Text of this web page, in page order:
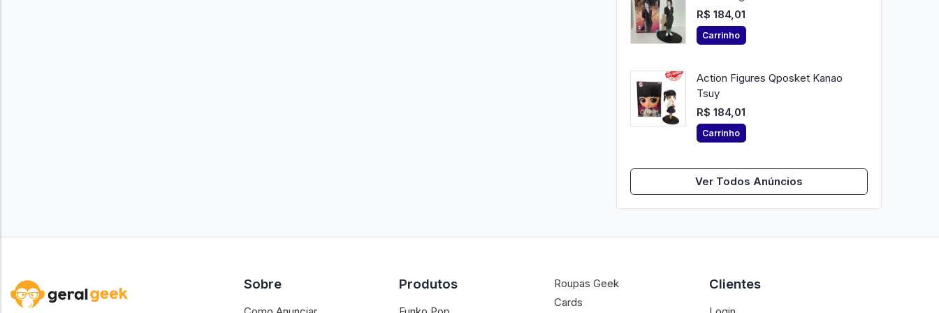
R$ 184,01
Carrinho
Action Figures Qposket Kanao
Tsuy
R$ 184,01
Carrinho
Ver Todos Anúncios
Sobre Produtos
Roupas Geek
Cards
Clientes